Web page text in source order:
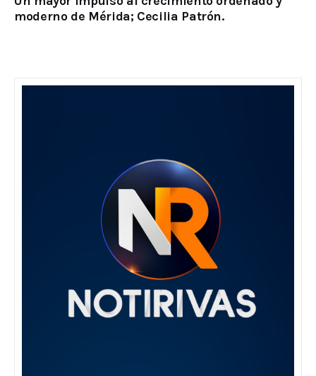
moderno de Mérida; Cecilia Patrón.